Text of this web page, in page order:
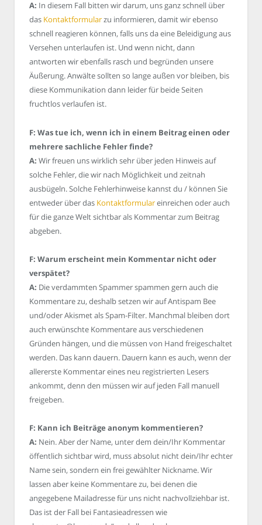
A: In diesem Fall bitten wir darum, uns ganz schnell über
das Kontaktformularzu informieren, damit wir ebenso
schnell reagieren können, falls uns da eine Beleidigung aus
Versehen unterlaufen ist. Und wenn nicht, dann
antworten wir ebenfalls rasch und begründen unsere
Äußerung. Anwälte sollten so lange außen vor bleiben, bis
diese Kommunikation dann leider für beide Seiten
fruchtlos verlaufen ist.
F: Was tue ich, wenn ich in einem Beitrag einen oder
mehrere sachliche Fehler finde?
A: Wir freuen uns wirklich sehr über jeden Hinweis auf
solche Fehler, die wir nach Möglichkeit und zeitnah
ausbügeln. Solche Fehlerhinweise kannst du / können Sie
entweder über das Kontaktformulareinreichen oder auch
für die ganze Welt sichtbar als Kommentar zum Beitrag
abgeben.
F: Warum erscheint mein Kommentar nicht oder
verspätet?
A: Die verdammten Spammer spammen gern auch die
Kommentare zu, deshalb setzen wir auf Antispam Bee
und/oder Akismet als Spam-Filter. Manchmal bleiben dort
auch erwünschte Kommentare aus verschiedenen
Gründen hängen, und die müssen von Hand freigeschaltet
werden. Das kann dauern. Dauern kann es auch, wenn der
allererste Kommentar eines neu registrierten Lesers
ankommt, denn den müssen wir auf jeden Fall manuell
freigeben.
F: Kann ich Beiträge anonym kommentieren?
A: Nein. Aber der Name, unter dem dein/Ihr Kommentar
öffentlich sichtbar wird, muss absolut nicht dein/Ihr echter
Name sein, sondern ein frei gewählter Nickname. Wir
lassen aber keine Kommentare zu, bei denen die
angegebene Mailadresse für uns nicht nachvollziehbar ist.
Das ist der Fall bei Fantasieadressen wie